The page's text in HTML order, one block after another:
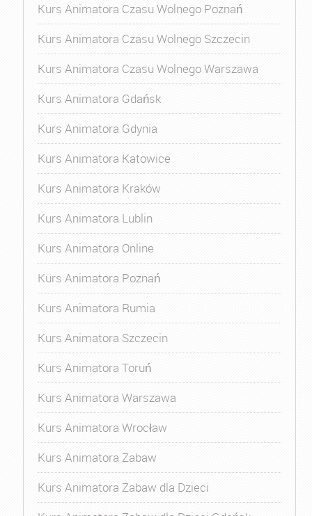
Kurs Animatora Czasu Wolnego Poznań
Kurs Animatora Czasu Wolnego Szczecin
Kurs Animatora Czasu Wolnego Warszawa
Kurs Animatora Gdańsk
Kurs Animatora Gdynia
Kurs Animatora Katowice
Kurs Animatora Kraków
Kurs Animatora Lublin
Kurs Animatora Online
Kurs Animatora Poznań
Kurs Animatora Rumia
Kurs Animatora Szczecin
Kurs Animatora Toruń
Kurs Animatora Warszawa
Kurs Animatora Wrocław
Kurs Animatora Zabaw
Kurs Animatora Zabaw dla Dzieci